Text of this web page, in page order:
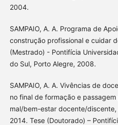
2004.
SAMPAIO, A. A. Programa de
construção profissional e cuidar
(Mestrado) - Pontifícia
do Sul, Porto Alegre, 2008.
SAMPAIO, A. A. Vivências de
no final de formação e
mal/bem-estar docente/
2014. Tese (Doutorado) –